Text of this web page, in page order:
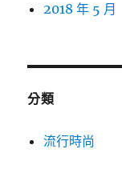
2018 年 5 月
分類
流行時尚